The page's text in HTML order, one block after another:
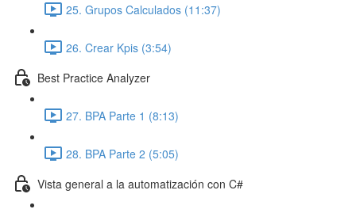
25. Grupos Calculados (11:37)
26. Crear Kpis (3:54)
Best Practice Analyzer
27. BPA Parte 1 (8:13)
28. BPA Parte 2 (5:05)
Vista general a la automatización con C#